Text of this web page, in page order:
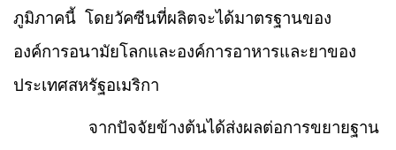
ภูมิภาคนี้ โดยวัคซีนที่ผลิตจะได้มาตรฐานของ
องค์การอนามัยโลกและองค์การอาหารและยาของ
ประเทศสหรัฐอเมริกา
จากปัจจัยข้างต้นได้ส่งผลต่อการขยายฐาน